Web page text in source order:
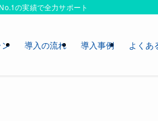
の実績で全力サポートいたします！
導入の流れ 導入事例 よくあ